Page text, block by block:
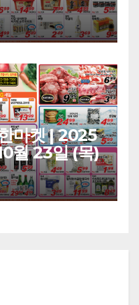
마켓 | 2025
월 23일 (목)